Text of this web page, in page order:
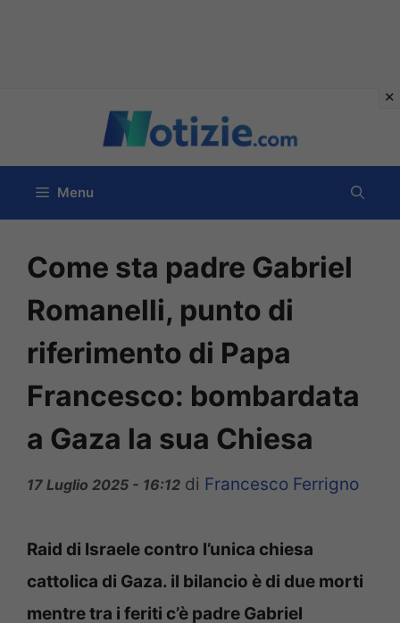
contenuto
Menu
Come sta padre Gabriel
Romanelli, punto di
riferimento di Papa
Francesco: bombardata
a Gaza la sua Chiesa
17 Luglio 2025 - 16:12 di Francesco Ferrigno
Raid di Israele contro l’unica chiesa
cattolica di Gaza. il bilancio è di due morti
mentre tra i feriti c’è padre Gabriel